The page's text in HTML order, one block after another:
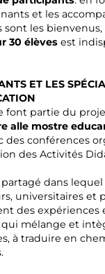
et les
sont les
30 élèves est
ET LES
font partie du
alle mostre
des conférences
des Activités
dans
universitaires et
des expériences
mélange et
à traduire en